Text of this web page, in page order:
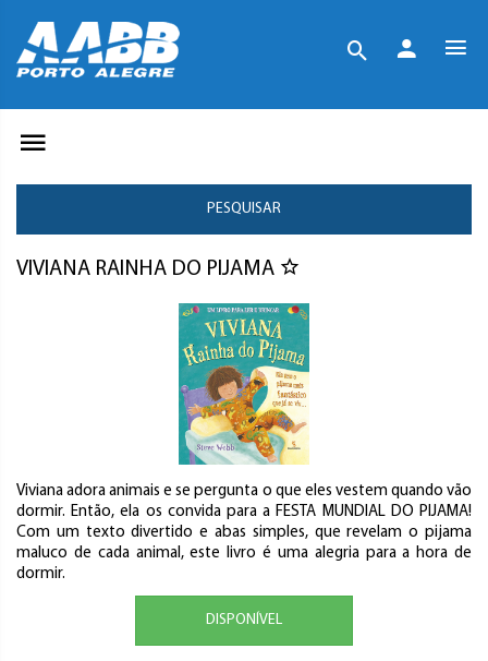
PESQUISAR
VIVIANA RAINHA DO PIJAMA
Viviana adora animais e se pergunta o que eles vestem quando vão
dormir. Então, ela os convida para a FESTA MUNDIAL DO PIJAMA!
Com um texto divertido e abas simples, que revelam o pijama
maluco de cada animal, este livro é uma alegria para a hora de
dormir.
DISPONÍVEL